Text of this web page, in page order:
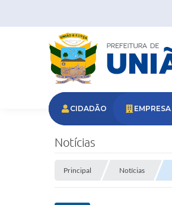
CIDADÃO EMPRESA
Notícias
Principal Notícias